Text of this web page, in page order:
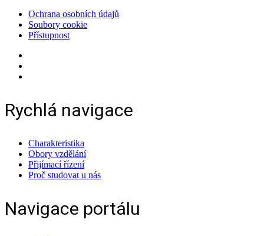
Ochrana osobních údajů
Soubory cookie
Přístupnost
Rychlá navigace
Charakteristika
Obory vzdělání
Přijímací řízení
Proč studovat u nás
Navigace portálu